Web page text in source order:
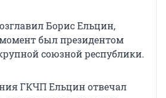
Борис Ельцин,
был президентом
союзной республики.
ГКЧП Ельцин отвечал